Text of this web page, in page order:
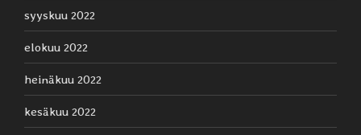
syyskuu 2022
elokuu 2022
heinäkuu 2022
kesäkuu 2022